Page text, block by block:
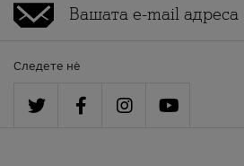
Следете нè